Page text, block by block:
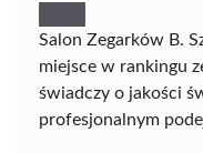
Salon Zegarków B.
miejsce w rankingu
świadczy o jakości
profesjonalnym